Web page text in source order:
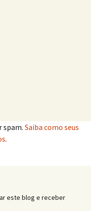
spam. Saiba como seus
.
este blog e receber